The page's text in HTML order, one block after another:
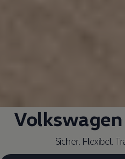
Volkswagen
Sicher. Flexibel.